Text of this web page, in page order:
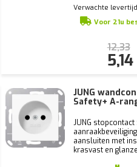
Verwachte
Voor 21u
12,33
5,14
JUNG
Safety+ A-
JUNG
aansluiten met
krasvast en